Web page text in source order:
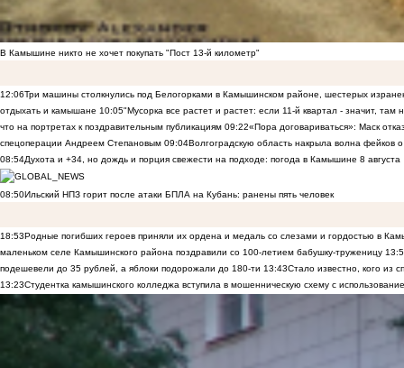
В Камышине никто не хочет покупать "Пост 13-й километр"
12:06Три машины столкнулись под Белогорками в Камышинском районе, шестерых
отдыхать и камышане 10:05"Мусорка все растет и растет: если 11-й квартал - значит,
что на портретах к поздравительным публикациям 09:22«Пора договариваться»: Маск
спецоперации Андреем Степановым 09:04Волгоградскую область накрыла волна фейков
08:54Духота и +34, но дождь и порция свежести на подходе: погода в Камышине 8 августа
08:50Ильский НПЗ горит после атаки БПЛА на Кубань: ранены пять человек
18:53Родные погибших героев приняли их ордена и медаль со слезами и гордостью в
маленьком селе Камышинского района поздравили со 100-летием бабушку-труженицу
подешевели до 35 рублей, а яблоки подорожали до 180-ти 13:43Стало известно, кого из
13:23Студентка камышинского колледжа вступила в мошенническую схему с